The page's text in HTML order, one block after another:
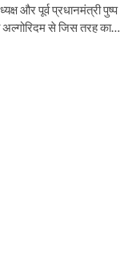
और पूर्व प्रधानमंत्री पुष्प
अल्गोरिदम से जिस तरह का…